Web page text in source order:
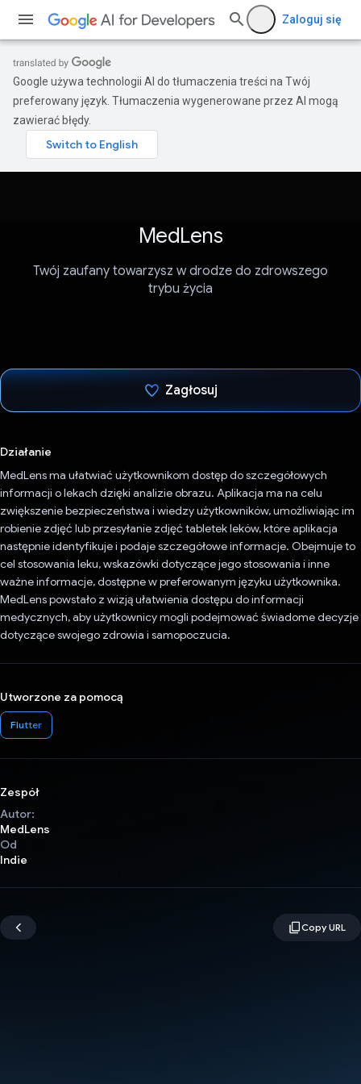
Zaloguj się
Google używa technologii AI do tłumaczenia treści na Twój
preferowany język. Tłumaczenia wygenerowane przez AI mogą
zawierać błędy.
MedLens
Twój zaufany towarzysz w drodze do zdrowszego
trybu życia
Zagłosuj
Działanie
MedLens ma ułatwiać użytkownikom dostęp do szczegółowych
informacji o lekach dzięki analizie obrazu. Aplikacja ma na celu
zwiększenie bezpieczeństwa i wiedzy użytkowników, umożliwiając im
robienie zdjęć lub przesyłanie zdjęć tabletek leków, które aplikacja
następnie identyfikuje i podaje szczegółowe informacje. Obejmuje to
cel stosowania leku, wskazówki dotyczące jego stosowania i inne
ważne informacje, dostępne w preferowanym języku użytkownika.
MedLens powstało z wizją ułatwienia dostępu do informacji
medycznych, aby użytkownicy mogli podejmować świadome decyzje
dotyczące swojego zdrowia i samopoczucia.
Utworzone za pomocą
Flutter
Zespół
Autor:
MedLens
Od
Indie